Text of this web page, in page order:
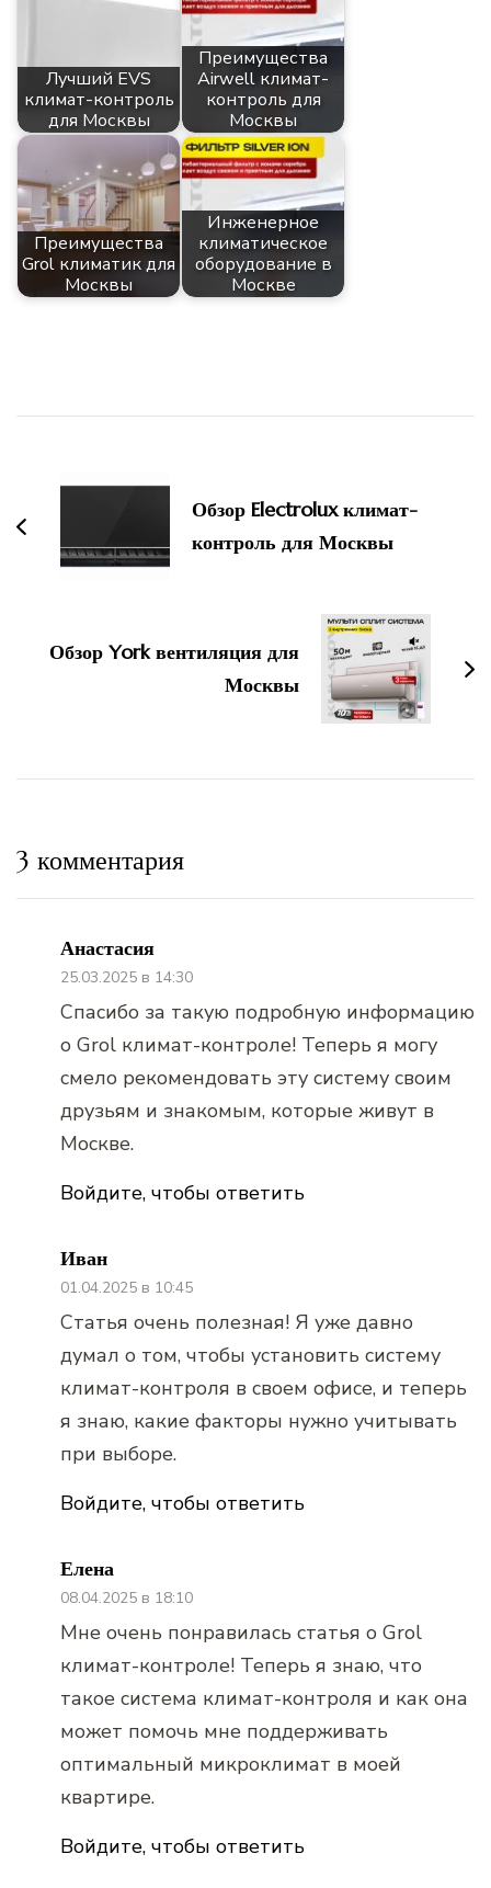
Лучший EVS
климат-контроль
для Москвы
Преимущества
Airwell климат-
контроль для
Москвы
Преимущества
Grol климатик для
Москвы
Инженерное
климатическое
оборудование в
Москве
записям
Обзор Electrolux климат-
контроль для Москвы
Обзор York вентиляция для
Москвы
3 комментария
Анастасия
25.03.2025 в 14:30
Войдите, чтобы ответить
Спасибо за такую подробную информацию
о Grol климат-контроле! Теперь я могу
смело рекомендовать эту систему своим
друзьям и знакомым, которые живут в
Москве.
Иван
01.04.2025 в 10:45
Войдите, чтобы ответить
Статья очень полезная! Я уже давно
думал о том, чтобы установить систему
климат-контроля в своем офисе, и теперь
я знаю, какие факторы нужно учитывать
при выборе.
Елена
08.04.2025 в 18:10
Войдите, чтобы ответить
Мне очень понравилась статья о Grol
климат-контроле! Теперь я знаю, что
такое система климат-контроля и как она
может помочь мне поддерживать
оптимальный микроклимат в моей
квартире.